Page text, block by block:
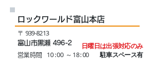
ロックワールド富山本店
​〒 939-8213
富山市黒瀬 496-2 日曜日は出張対応のみ
営業時間 10 : 00 ～ 18 : 00 駐車スペース有